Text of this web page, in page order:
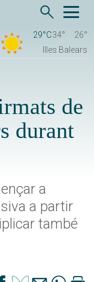
29°C34°
26°
Illes Balears
de
durant
a
a partir
també